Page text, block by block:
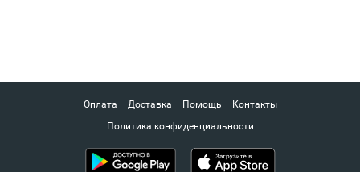
Оплата Доставка Помощь
Контакты
Политика конфиденциальности